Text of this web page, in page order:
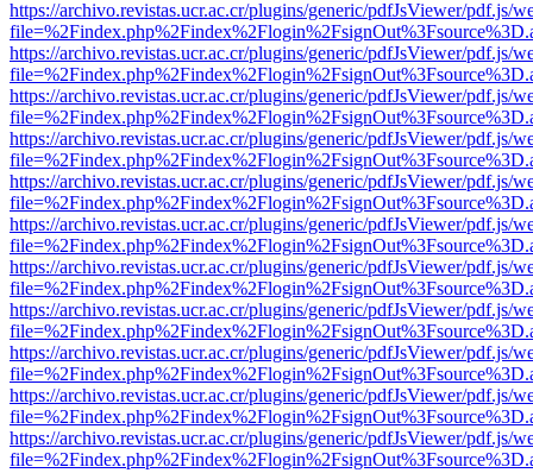
https://archivo.revistas.ucr.ac.cr/plugins/generic/pdfJsViewer/pdf.js/
https://archivo.revistas.ucr.ac.cr/plugins/generic/pdfJsViewer/pdf.js/
https://archivo.revistas.ucr.ac.cr/plugins/generic/pdfJsViewer/pdf.js/
https://archivo.revistas.ucr.ac.cr/plugins/generic/pdfJsViewer/pdf.js/
https://archivo.revistas.ucr.ac.cr/plugins/generic/pdfJsViewer/pdf.js/
https://archivo.revistas.ucr.ac.cr/plugins/generic/pdfJsViewer/pdf.js/
https://archivo.revistas.ucr.ac.cr/plugins/generic/pdfJsViewer/pdf.js/
https://archivo.revistas.ucr.ac.cr/plugins/generic/pdfJsViewer/pdf.js/
https://archivo.revistas.ucr.ac.cr/plugins/generic/pdfJsViewer/pdf.js/
https://archivo.revistas.ucr.ac.cr/plugins/generic/pdfJsViewer/pdf.js/
https://archivo.revistas.ucr.ac.cr/plugins/generic/pdfJsViewer/pdf.js/